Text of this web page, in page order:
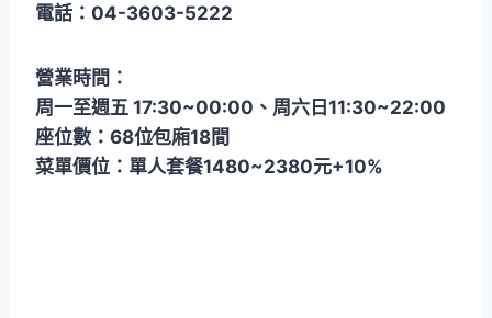
電話：04-3603-5222
營業時間：
周一至週五 17:30~00:00、周六日11:30~22:00
座位數：68位∕包廂18間
菜單價位：單人套餐1480~2380元+10%